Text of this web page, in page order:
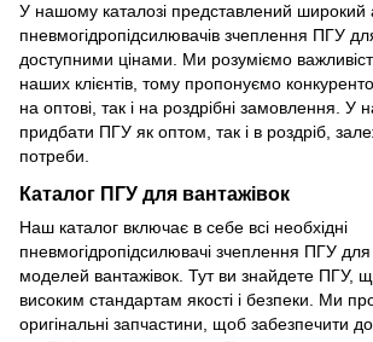
У нашому каталозі представлений широкий
пневмогідропідсилювачів зчеплення ПГУ
доступними цінами. Ми розуміємо
наших клієнтів, тому пропонуємо
на оптові, так і на роздрібні замовлення. У
придбати ПГУ як оптом, так і в роздріб,
потреби.
Каталог ПГУ для вантажівок
Наш каталог включає в себе всі необхідні
пневмогідропідсилювачі зчеплення ПГУ для
моделей вантажівок. Тут ви знайдете ПГУ,
високим стандартам якості і безпеки. Ми
оригінальні запчастини, щоб забезпечити